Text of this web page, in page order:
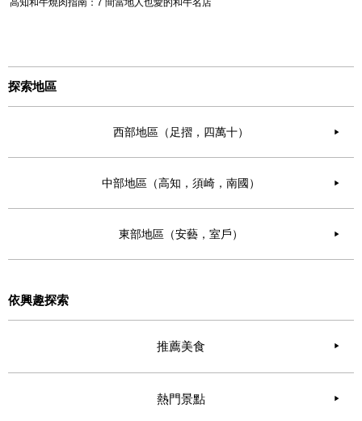
探索地區
西部地區（足摺，四萬十） ▶︎
中部地區（高知，須崎，南國） ▶︎
東部地區（安藝，室戶） ▶︎
依興趣探索
推薦美食
熱門景點